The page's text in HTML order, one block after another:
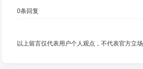
0条回复
以上留言仅代表用户个人观点，不代表官方立场